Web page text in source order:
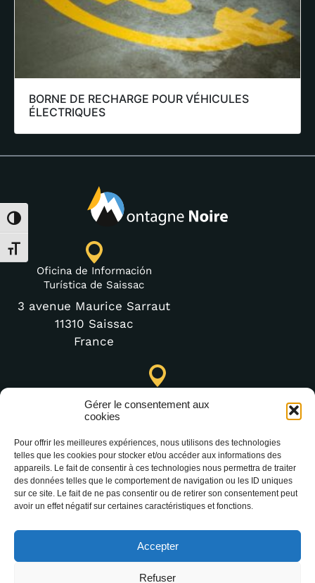
Gérer le consentement aux
cookies
Pour offrir les meilleures expériences, nous utilisons des technologies
telles que les cookies pour stocker et/ou accéder aux informations des
appareils. Le fait de consentir à ces technologies nous permettra de traiter
des données telles que le comportement de navigation ou les ID uniques
sur ce site. Le fait de ne pas consentir ou de retirer son consentement peut
avoir un effet négatif sur certaines caractéristiques et fonctions.
Accepter
Refuser
Alternar alto contraste
Alternar tamaño de letra
BORNE DE RECHARGE POUR VÉHICULES
ÉLECTRIQUES
Oficina de Información
Turística de Saissac
3 avenue Maurice Sarraut
11310 Saissac
France
4 moulin bas,
(+33) 4 68 76 64 90